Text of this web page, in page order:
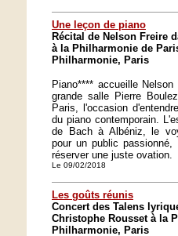
Une leçon de piano
Récital de Nelson Freire
à la Philharmonie de
Philharmonie, Paris
Piano**** accueille
grande salle Pierre
Paris, l'occasion
du piano contemporain.
de Bach à Albéniz, le
pour un public
réserver une juste ovation.
Le 09/02/2018
Les goûts réunis
Concert des Talens
Christophe Rousset à la
Philharmonie, Paris